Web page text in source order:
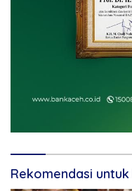
Rekomendasi